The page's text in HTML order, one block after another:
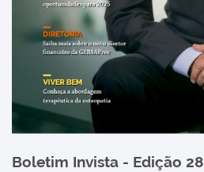
Boletim Invista - Edição 28